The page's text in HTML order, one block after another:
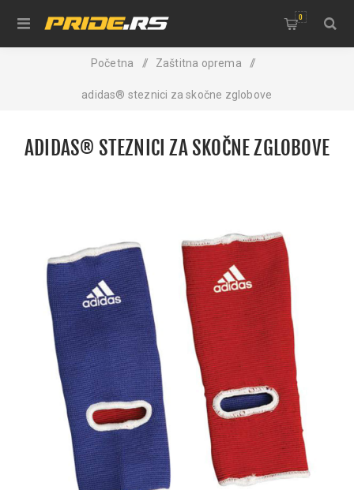
0
Početna / Zaštitna oprema /
adidas® steznici za skočne zglobove
ADIDAS® STEZNICI ZA SKOČNE ZGLOBOVE